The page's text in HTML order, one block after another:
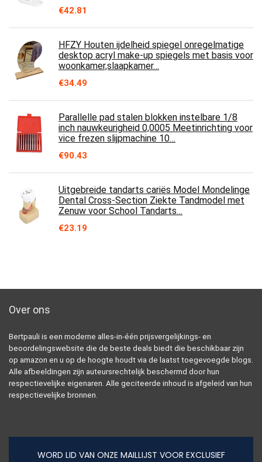
€42.81
HFZY Houten ijdelheid spiegel onregelmatige
desktop acryl make-up spiegels met basis voor
woonkamer,slaapkamer…
€34.49
Parallelle pad stalen blokken instelbare 1/8
inch nauwkeurigheid 0,0005 Meetinrichting voor
vice frezen slijpmachine 10…
€90.43
Uitgebreide tandarts cariës Model Mondelinge
Dental Cross-Section Ziekte Tandmodel met
Zenuw voor School Tandarts…
€23.19
Over ons
Bertpauli is een moderne alles-in-één prijsvergelijkings- en
beoordelingswebsite die de beste deals biedt die beschikbaar zijn
op amazon en u op de hoogte houdt via de laatst toegevoegde blogs.
Alle afbeeldingen zijn auteursrechtelijk beschermd door hun
respectievelijke eigenaren. Alle geciteerde inhoud is afgeleid van hun
respectievelijke bronnen.
WORD LID VAN ONZE MAILLIJST VOOR EXCLUSIEF